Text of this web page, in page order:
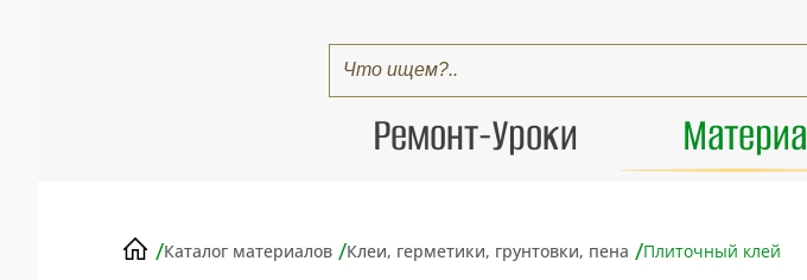
Ремонт-Уроки
/Каталог материалов /Клеи, герметики, грунтовки, пена /Плиточный клей